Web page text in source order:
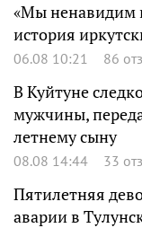
«Мы ненавидим
история
06.08 10:21 86
В Куйтуне
мужчины,
летнему сыну
08.08 14:44 33
Пятилетняя
аварии в